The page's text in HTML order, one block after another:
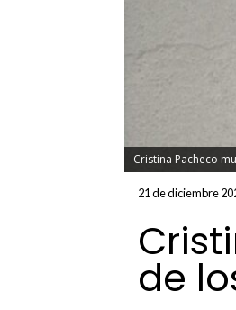
Cristina Pacheco
21 de diciembre
de